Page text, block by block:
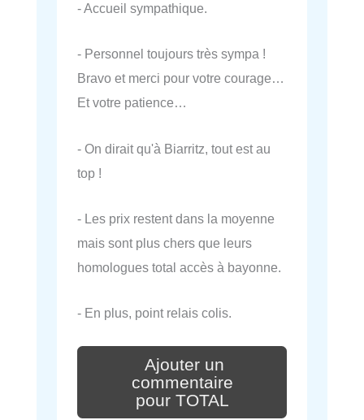
- Accueil sympathique.
- Personnel toujours très sympa !
Bravo et merci pour votre courage…
Et votre patience…
- On dirait qu'à Biarritz, tout est au
top !
- Les prix restent dans la moyenne
mais sont plus chers que leurs
homologues total accès à bayonne.
- En plus, point relais colis.
Ajouter un
commentaire
pour TOTAL